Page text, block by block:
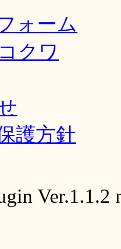
ォーム
クワ
護方針
Ver.1.1.2